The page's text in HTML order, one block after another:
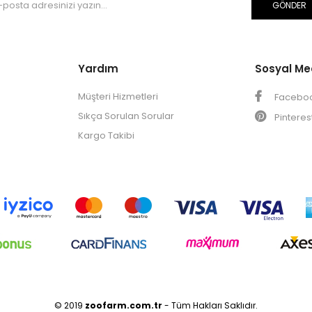
GÖNDER
Yardım
Müşteri Hizmetleri
Sıkça Sorulan Sorular
Kargo Takibi
Sosyal
© 2019 zoofarm.com.tr - Tüm Hakları Saklıdır.